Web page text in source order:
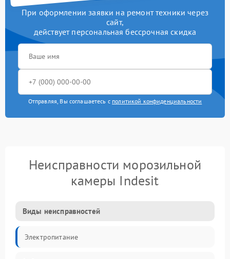
При оформлении заявки на ремонт техники через
сайт,
действует персональная бессрочная скидка
Отправляя, Вы соглашаетесь с политикой конфиденциальности
Неисправности морозильной
камеры Indesit
Виды неисправностей
Электропитание